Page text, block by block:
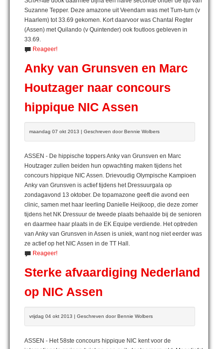
Suzanne Tepper. Deze amazone uit Veendam was met Tum-tum (v
Haarlem) tot 33.69 gekomen. Kort daarvoor was Chantal Regter
(Assen) met Quilando (v Quintender) ook foutloos gebleven in
33.69.
Reageer!
Anky van Grunsven en Marc
Houtzager naar concours
hippique NIC Assen
maandag 07 okt 2013 | Geschreven door Bennie Wolbers
ASSEN - De hippische toppers Anky van Grunsven en Marc
Houtzager zullen beiden hun opwachting maken tijdens het
concours hippique NIC Assen. Drievoudig Olympische Kampioen
Anky van Grunsven is actief tijdens het Dressuurgala op
zondagavond 13 oktober. De topamazone geeft die avond een
clinic, samen met haar leerling Danielle Heijkoop, die deze zomer
tijdens het NK Dressuur de tweede plaats behaalde bij de senioren
en daarmee haar plaats in de EK Equipe verdiende. Het optreden
van Anky van Grunsven in Assen is uniek, want nog niet eerder was
ze actief op het NIC Assen in de TT Hall.
Reageer!
Sterke afvaardiging Nederland
op NIC Assen
vrijdag 04 okt 2013 | Geschreven door Bennie Wolbers
ASSEN - Het 58ste concours hippique NIC kent voor de